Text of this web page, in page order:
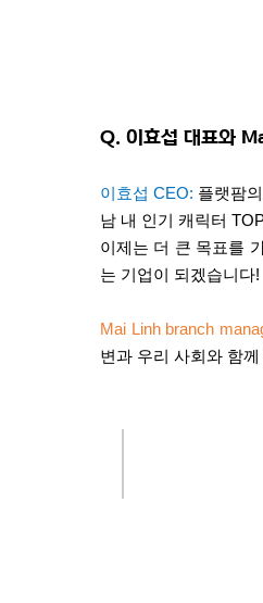
Q. 이효섭 대표와
이효섭 CEO: 플랫팜
남 내 인기 캐릭터
이제는 더 큰 목표를
는 기업이 되겠습니다!
Mai Linh branch
변과 우리 사회와 함